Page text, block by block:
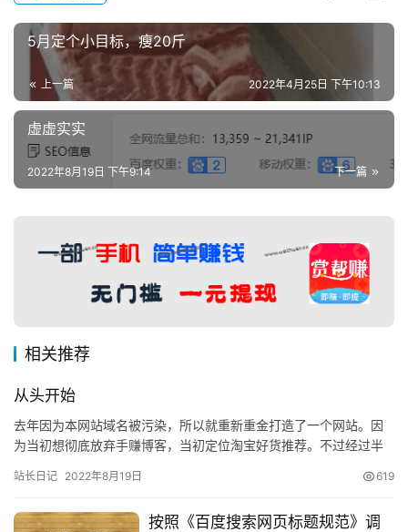
挖
赚
评
手
赚
登录 注册
5月定个小目标，瘦20斤
上一篇 2022年4月25日 下午10:13
虚虚实实
下一篇
2022年8月19日 下午9:14
相关推荐
从头开始
去年因为本网站域名被污染，所以就重新重金打造了一个网站。因
为当初想彻底放弃手赚博客，当初定位淘宝好货推荐。不过经过半
50…
站长日记 2022年8月19日 619
按照《百度搜索网页标题规范》调